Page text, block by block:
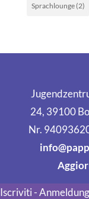
Sprachlounge(2)
24, 39100
Nr.
Iscriviti -